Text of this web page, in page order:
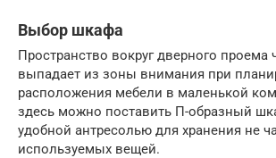
Выбор шкафа
Пространство вокруг дверного проема
выпадает из зоны внимания при
расположения мебели в маленькой
здесь можно поставить П-образный
удобной антресолью для хранения не
используемых вещей.